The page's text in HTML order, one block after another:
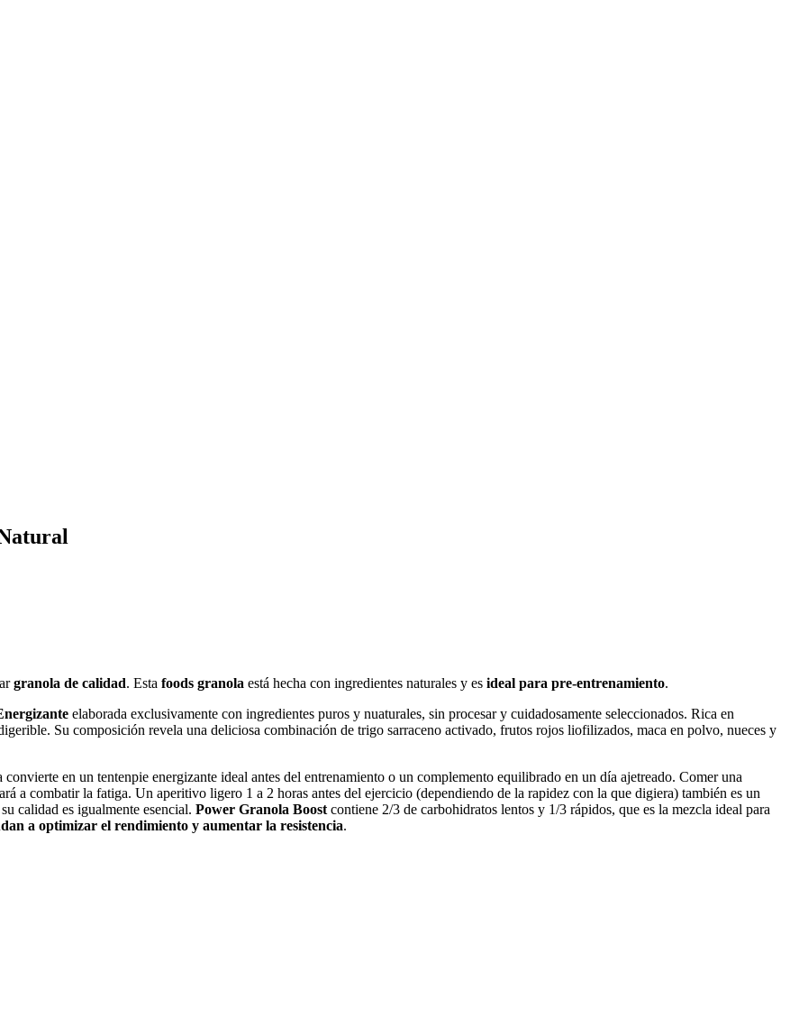
granola de calidad. Esta foods granola está hecha con ingredientes naturales y es ideal para pre-entrenamiento.
elaborada exclusivamente con ingredientes puros y nuaturales, sin procesar y cuidadosamente seleccionados. Rica en
Su composición revela una deliciosa combinación de trigo sarraceno activado, frutos rojos liofilizados, maca en polvo, nueces y
convierte en un tentenpie energizante ideal antes del entrenamiento o un complemento equilibrado en un día ajetreado. Comer una
a combatir la fatiga. Un aperitivo ligero 1 a 2 horas antes del ejercicio (dependiendo de la rapidez con la que digiera) también es un
calidad es igualmente esencial. Power Granola Boost contiene 2/3 de carbohidratos lentos y 1/3 rápidos, que es la mezcla ideal para
a optimizar el rendimiento y aumentar la resistencia.